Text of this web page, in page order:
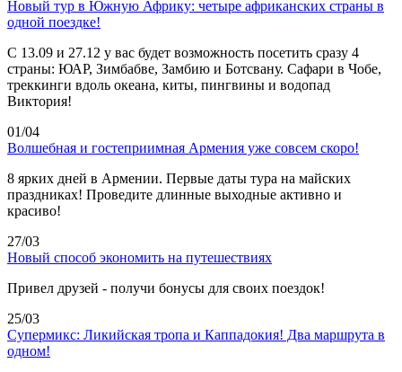
Новый тур в Южную Африку: четыре африканских страны в
одной поездке!
C 13.09 и 27.12 у вас будет возможность посетить сразу 4
страны: ЮАР, Зимбабве, Замбию и Ботсвану. Сафари в Чобе,
треккинги вдоль океана, киты, пингвины и водопад
Виктория!
01/04
Волшебная и гостеприимная Армения уже совсем скоро!
8 ярких дней в Армении. Первые даты тура на майских
праздниках! Проведите длинные выходные активно и
красиво!
27/03
Новый способ экономить на путешествиях
Привел друзей - получи бонусы для своих поездок!
25/03
Супермикс: Ликийская тропа и Каппадокия! Два маршрута в
одном!